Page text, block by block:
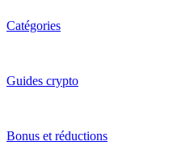
Catégories
Guides crypto
Bonus et réductions